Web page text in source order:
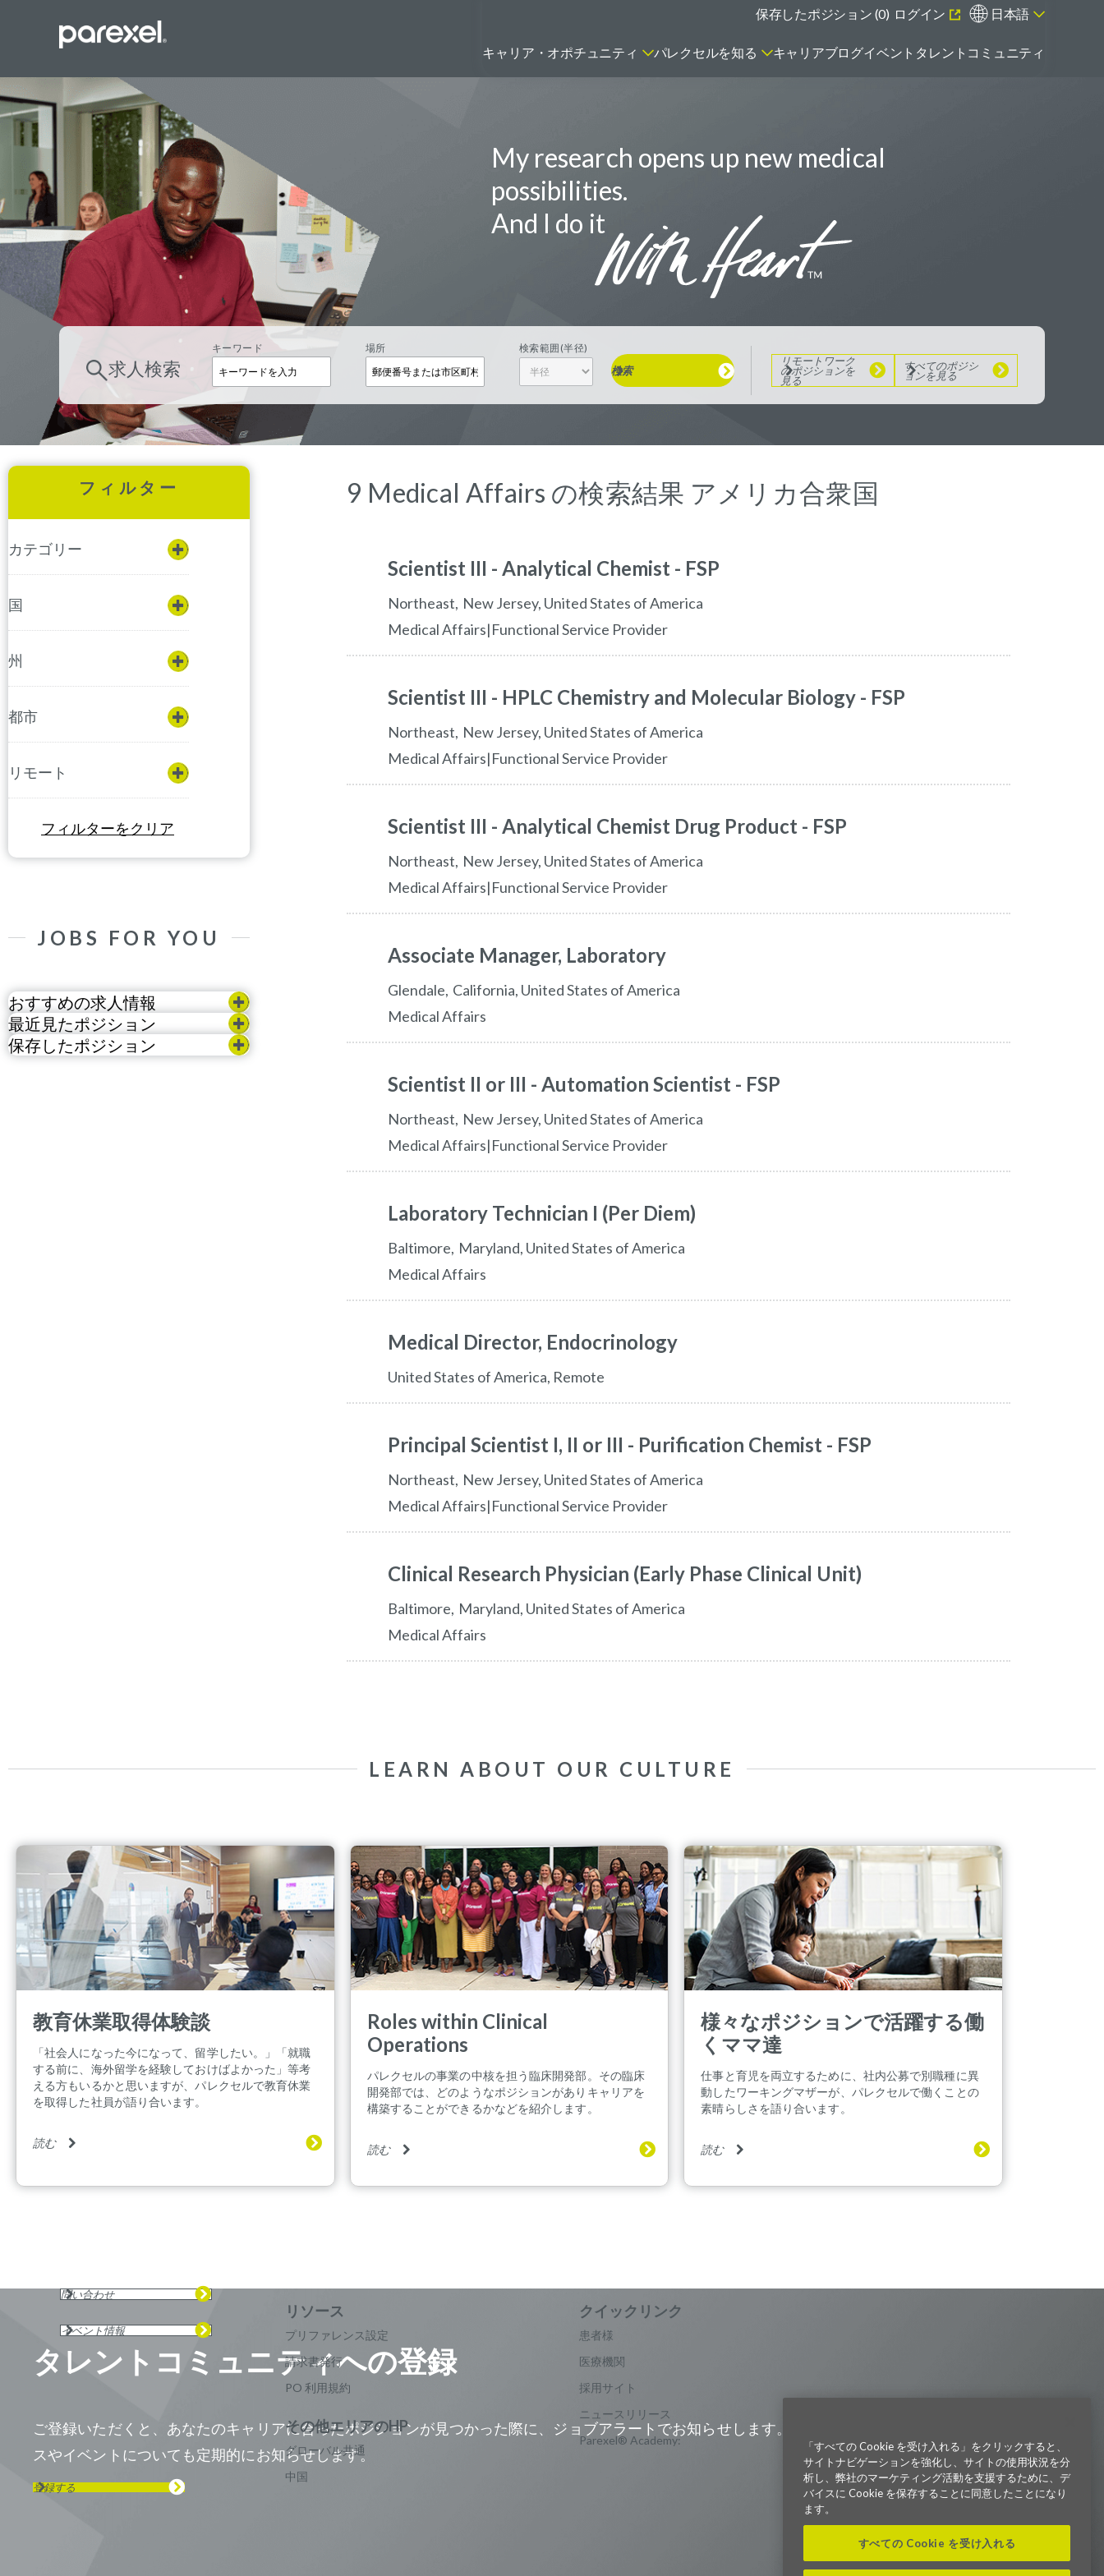
日本語
ログイン
保存したポジション (0)
キャリア・オポチュニティ
データーマネージャー
プロジェクトリーダー
レギュラトリーコンサルタント
SASプログラマー
FSPのポジションを見る
バイオテック関連のポジションを
エマージング・タレントとは
見る
パレクセルを知る キャリアブログイベント タレントコミュニティ
My research opens up new medical
possibilities.
And I do it
求人検索
キーワード 場所 検索範囲(半径)
検索
リモートワーク
のポジションを
見る
すべてのポジシ
ョンを見る
9 Medical Affairs の検索結果 アメリカ合衆国
Scientist III - Analytical Chemist - FSP
northeast New Jersey, United States of America
Medical Affairs|Functional Service Provider
Scientist III - HPLC Chemistry and Molecular Biology - FSP
northeast New Jersey, United States of America
Medical Affairs|Functional Service Provider
Scientist III - Analytical Chemist Drug Product - FSP
northeast New Jersey, United States of America
Medical Affairs|Functional Service Provider
Associate Manager, Laboratory
glendale California, United States of America
Medical Affairs
Scientist II or III - Automation Scientist - FSP
northeast New Jersey, United States of America
Medical Affairs|Functional Service Provider
Laboratory Technician I (Per Diem)
baltimore Maryland, United States of America
Medical Affairs
Medical Director, Endocrinology
United States of America, Remote
Principal Scientist I, II or III - Purification Chemist - FSP
northeast New Jersey, United States of America
Medical Affairs|Functional Service Provider
Clinical Research Physician (Early Phase Clinical Unit)
baltimore Maryland, United States of America
Medical Affairs
フィルター
カテゴリー
国
州
都市
リモート
フィルターをクリア
JOBS FOR YOU
おすすめの求人情報
最近見たポジション
保存したポジション
LEARN ABOUT OUR CULTURE
教育休業取得体験談
「社会人になった今になって、留学したい。」「就職
する前に、海外留学を経験しておけばよかった」等考
える方もいるかと思いますが、パレクセルで教育休業
を取得した社員が語り合います。
読む
Roles within Clinical
Operations
パレクセルの事業の中核を担う臨床開発部。その臨床
開発部では、どのようなポジションがありキャリアを
構築することができるかなどを紹介します。
読む
様々なポジションで活躍する働
くママ達
仕事と育児を両立するために、社内公募で別職種に異
動したワーキングマザーが、パレクセルで働くことの
素晴らしさを語り合います。
読む
タレントコミュニティへの登録
ご登録いただくと、あなたのキャリアに合ったポジションが見つかった際に、ジョブアラートでお知らせします。また、会社の最新ニュー
スやイベントについても定期的にお知らせします。
登録する
問い合わせ
イベント情報
プリファレンス設定
請求書発行
PO 利用規約
グローバル共通
中国
患者様
医療機関
採用サイト
ニュースリリース
Parexel® Academy:
東京本社 〒104-0033 東京都中央区
新川1-21-2 茅場町タワー13F/16F
Phone (03) 5931 2953
大阪市中央区今橋2−5−8
トレードピア淀屋橋18F
「すべての Cookie を受け入れる」をクリックすると、
サイトナビゲーションを強化し、サイトの使用状況を分
析し、弊社のマーケティング活動を支援するために、デ
バイスに Cookie を保存することに同意したことになり
ます。
すべての Cookie を受け入れる